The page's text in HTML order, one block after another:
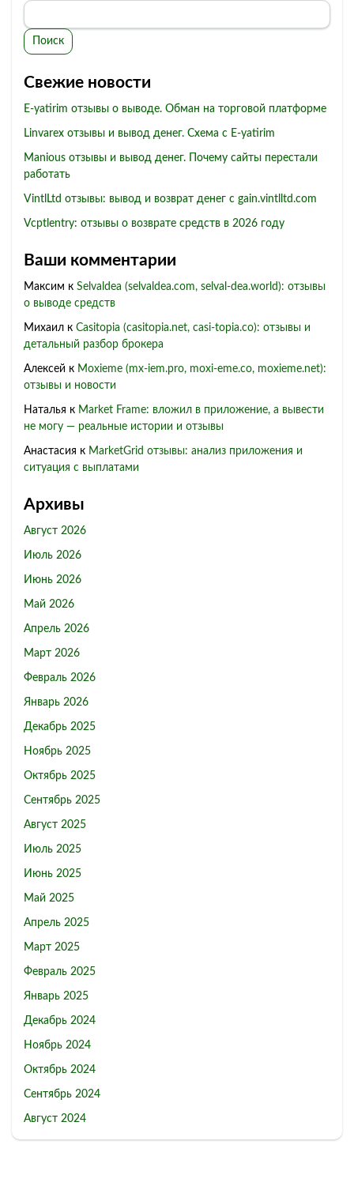
Поиск
Свежие новости
E-yatirim отзывы о выводе. Обман на торговой платформе
Linvarex отзывы и вывод денег. Схема с E-yatirim
Manious отзывы и вывод денег. Почему сайты перестали
работать
VintlLtd отзывы: вывод и возврат денег с gain.vintlltd.com
Vcptlentry: отзывы о возврате средств в 2026 году
Ваши комментарии
Максим к Selvaldea (selvaldea.com, selval-dea.world): отзывы
о выводе средств
Михаил к Casitopia (casitopia.net, casi-topia.co): отзывы и
детальный разбор брокера
Алексей к Moxieme (mx-iem.pro, moxi-eme.co, moxieme.net):
отзывы и новости
Наталья к Market Frame: вложил в приложение, а вывести
не могу — реальные истории и отзывы
Анастасия к MarketGrid отзывы: анализ приложения и
ситуация с выплатами
Архивы
Август 2026
Июль 2026
Июнь 2026
Май 2026
Апрель 2026
Март 2026
Февраль 2026
Январь 2026
Декабрь 2025
Ноябрь 2025
Октябрь 2025
Сентябрь 2025
Август 2025
Июль 2025
Июнь 2025
Май 2025
Апрель 2025
Март 2025
Февраль 2025
Январь 2025
Декабрь 2024
Ноябрь 2024
Октябрь 2024
Сентябрь 2024
Август 2024